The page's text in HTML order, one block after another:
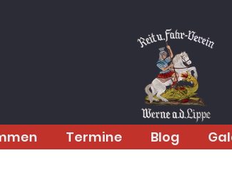
Termine Blog